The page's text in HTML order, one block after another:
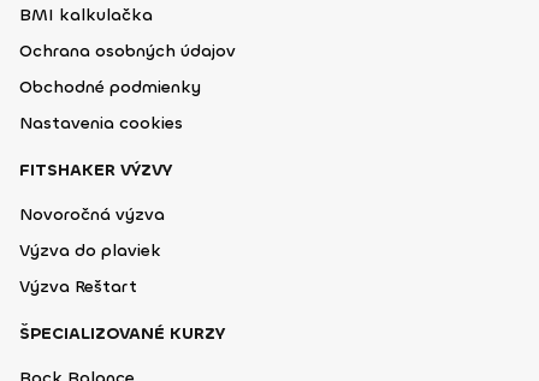
BMI kalkulačka
Ochrana osobných údajov
Obchodné podmienky
Nastavenia cookies
FITSHAKER VÝZVY
Novoročná výzva
Výzva do plaviek
Výzva Reštart
ŠPECIALIZOVANÉ KURZY